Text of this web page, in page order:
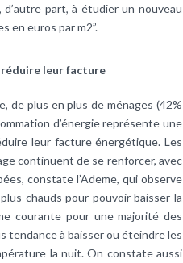
d’autre part, à étudier un nouveau
en euros par m2”.
réduire leur facture
, de plus en plus de ménages (42%
d’énergiereprésente une
leur facture énergétique. Les
continuent de se renforcer, avec
constate l’Ademe, qui observe
chauds pour pouvoir baisser la
courante pour une majorité des
tendance à baisser ou éteindre les
la nuit. On constate aussi